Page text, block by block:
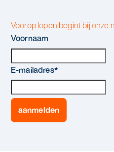
Voorop lopen begint bij onze
Voornaam
E-mailadres*